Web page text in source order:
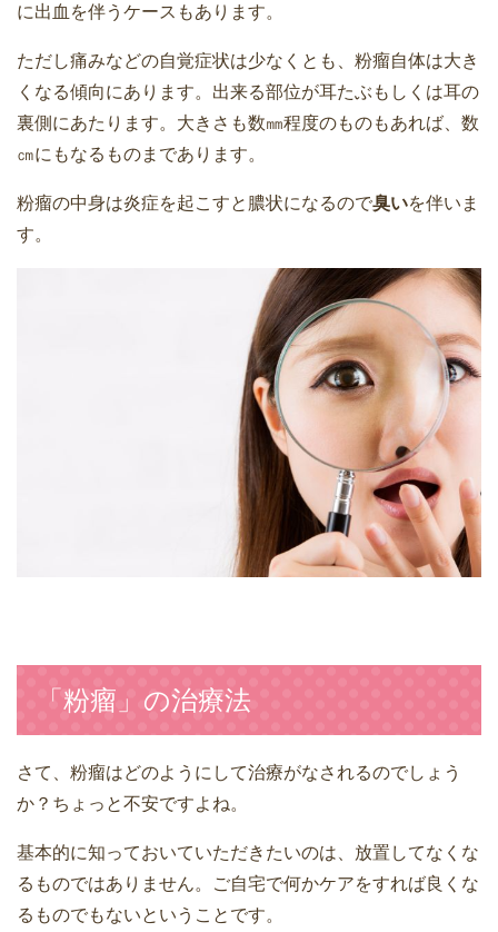
に出血を伴うケースもあります。
ただし痛みなどの自覚症状は少なくとも、粉瘤自体は大き
くなる傾向にあります。出来る部位が耳たぶもしくは耳の
裏側にあたります。大きさも数㎜程度のものもあれば、数
㎝にもなるものまであります。
粉瘤の中身は炎症を起こすと膿状になるので臭いを伴いま
す。
「粉瘤」の治療法
さて、粉瘤はどのようにして治療がなされるのでしょう
か？ちょっと不安ですよね。
基本的に知っておいていただきたいのは、放置してなくな
るものではありません。ご自宅で何かケアをすれば良くな
るものでもないということです。